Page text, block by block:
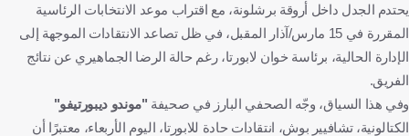
الدوري الإسباني
إسبانيا كرة قدم
يحتدم الجدل داخل أروقة برشلونة، مع اقتراب موعد الانتخابات الرئاسية
المقررة في 15 مارس/آذار المقبل، في ظل تصاعد الانتقادات الموجهة إلى
الإدارة الحالية، برئاسة خوان لابورتا، رغم حالة الرضا الجماهيري عن نتائج
الفريق.
وفي هذا السياق، وجّه الصحفي البارز في صحيفة "موندو ديبورتيفو"
الكتالونية، تشافيير بوش، انتقادات حادة للابورتا، اليوم الأربعاء، معتبرًا أن